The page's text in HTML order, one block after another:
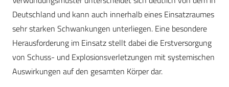
Deutschland und kann auch innerhalb eines Einsatzraumes
sehr starken Schwankungen unterliegen. Eine besondere
Herausforderung im Einsatz stellt dabei die Erstversorgung
von Schuss- und Explosionsverletzungen mit systemischen
Auswirkungen auf den gesamten Körper dar.